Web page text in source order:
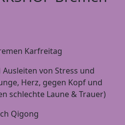
Karfreitag
Ausleiten von Stress und
Herz, gegen Kopf und
schlechte Laune & Trauer)
Qigong